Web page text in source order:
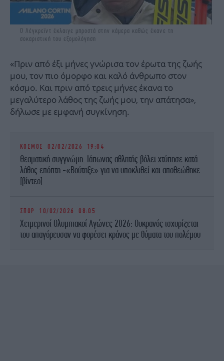
Ο Λέγκρεϊντ έκλαιγε μπροστά στην κάμερα καθώς έκανε τη
σοκαριστική του εξομολόγηση
«Πριν από έξι μήνες γνώρισα τον έρωτα της ζωής
μου, τον πιο όμορφο και καλό άνθρωπο στον
κόσμο. Και πριν από τρεις μήνες έκανα το
μεγαλύτερο λάθος της ζωής μου, την απάτησα»,
δήλωσε με εμφανή συγκίνηση.
ΚΟΣΜΟΣ 02/02/2026 19:04
Θεαματική συγγνώμη: Ιάπωνας αθλητής βόλεϊ χτύπησε κατά
λάθος επόπτη -«Βούτηξε» για να υποκλιθεί και αποθεώθηκε
[βίντεο]
ΣΠΟΡ 10/02/2026 08:05
Χειμερινοί Ολυμπιακοί Αγώνες 2026: Ουκρανός ισχυρίζεται
του απαγόρευσαν να φορέσει κράνος με θύματα του πολέμου